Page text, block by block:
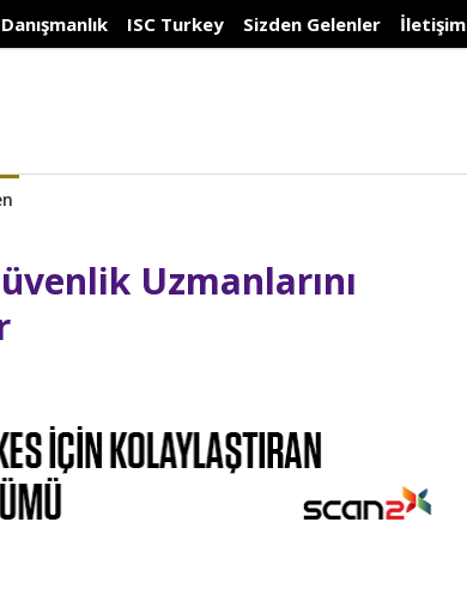
Danışmanlık ISC Turkey Sizden Gelenler İletişim
Uzmanlarını